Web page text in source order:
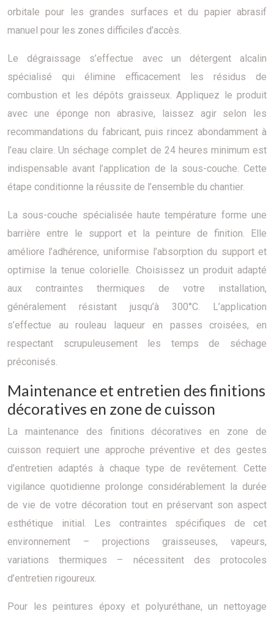
orbitale pour les grandes surfaces et du papier abrasif
manuel pour les zones difficiles d’accès.
Le dégraissage s’effectue avec un détergent alcalin
spécialisé qui élimine efficacement les résidus de
combustion et les dépôts graisseux. Appliquez le produit
avec une éponge non abrasive, laissez agir selon les
recommandations du fabricant, puis rincez abondamment à
l’eau claire. Un séchage complet de 24 heures minimum est
indispensable avant l’application de la sous-couche. Cette
étape conditionne la réussite de l’ensemble du chantier.
La sous-couche spécialisée haute température forme une
barrière entre le support et la peinture de finition. Elle
améliore l’adhérence, uniformise l’absorption du support et
optimise la tenue colorielle. Choisissez un produit adapté
aux contraintes thermiques de votre installation,
généralement résistant jusqu’à 300°C. L’application
s’effectue au rouleau laqueur en passes croisées, en
respectant scrupuleusement les temps de séchage
préconisés.
Maintenance et entretien des finitions
décoratives en zone de cuisson
La maintenance des finitions décoratives en zone de
cuisson requiert une approche préventive et des gestes
d’entretien adaptés à chaque type de revêtement. Cette
vigilance quotidienne prolonge considérablement la durée
de vie de votre décoration tout en préservant son aspect
esthétique initial. Les contraintes spécifiques de cet
environnement – projections graisseuses, vapeurs,
variations thermiques – nécessitent des protocoles
d’entretien rigoureux.
Pour les peintures époxy et polyuréthane, un nettoyage